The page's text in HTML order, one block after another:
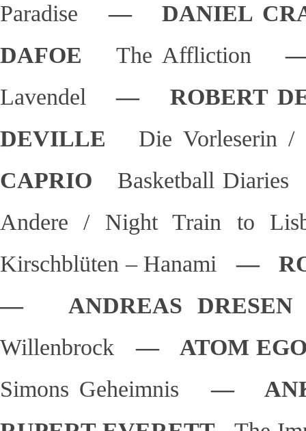
Paradise
— DANIEL
DAFOE The Affliction
—
Lavendel
— ROBERT
DEVILLE Die Vorleserin /
CAPRIO Basketball Diaries
Andere / Night Train to
Kirschblüten – Hanami
—
— ANDREAS
Willenbrock
— ATOM
Simons Geheimnis
—